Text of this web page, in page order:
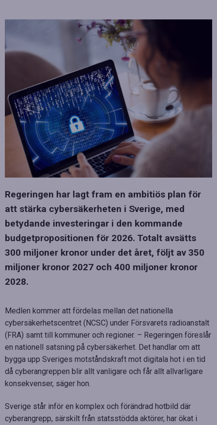
Regeringen har lagt fram en ambitiös plan för
att stärka cybersäkerheten i Sverige, med
betydande investeringar i den kommande
budgetpropositionen för 2026. Totalt avsätts
300 miljoner kronor under det året, följt av 350
miljoner kronor 2027 och 400 miljoner kronor
2028.
Medlen kommer att fördelas mellan det nationella
cybersäkerhetscentret (NCSC) under Försvarets radioanstalt
(FRA) samt till kommuner och regioner. – Regeringen föreslår
en nationell satsning på cybersäkerhet. Det handlar om att
bygga upp Sveriges motståndskraft mot digitala hot i en tid
då cyberangreppen blir allt vanligare och får allt allvarligare
konsekvenser, säger hon.
Sverige står inför en komplex och förändrad hotbild där
cyberangrepp, särskilt från statsstödda aktörer, har ökat i